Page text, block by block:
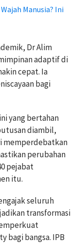
Manusia? Ini
Dr Alim
adaptif di
cepat. Ia
bagi
yang bertahan
diambil,
memperdebatkan
perubahan
pejabat
itu.
seluruh
transformasi
bagi bangsa. IPB